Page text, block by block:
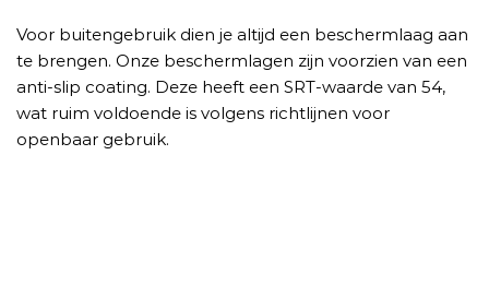
Voor buitengebruik dien je altijd een beschermlaag aan
te brengen. Onze beschermlagen zijn voorzien van een
anti-slip coating. Deze heeft een SRT-waarde van 54,
wat ruim voldoende is volgens richtlijnen voor
openbaar gebruik.